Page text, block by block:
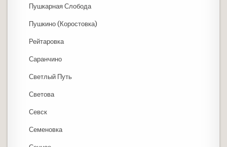
Пушкарная Слобода
Пушкино (Коростовка)
Рейтаровка
Саранчино
Светлый Путь
Светова
Севск
Семеновка